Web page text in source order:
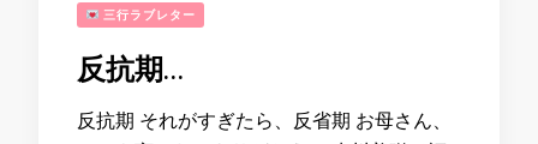
三行ラブレター
反抗期…
反抗期 それがすぎたら、反省期 お母さん、